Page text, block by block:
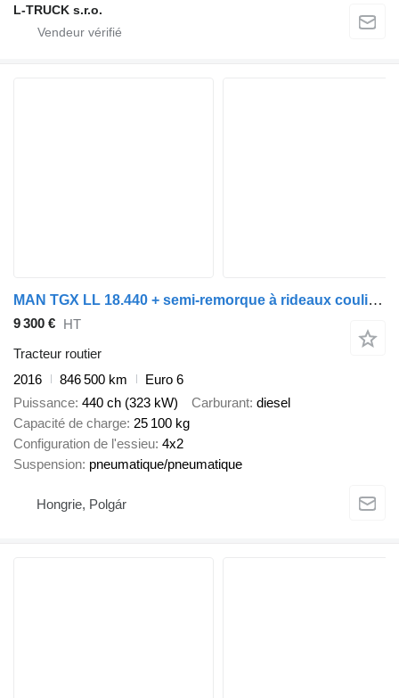
L-TRUCK s.r.o.
MAN TGX LL 18.440 + semi-remorque à rideaux coulissants
9 300 € HT
Tracteur routier
2016
846 500 km
Euro 6
Puissance 440 ch (323 kW) Carburant diesel
Capacité de charge 25 100 kg
Configuration de l'essieu 4x2
Suspension pneumatique/pneumatique
Hongrie, Polgár